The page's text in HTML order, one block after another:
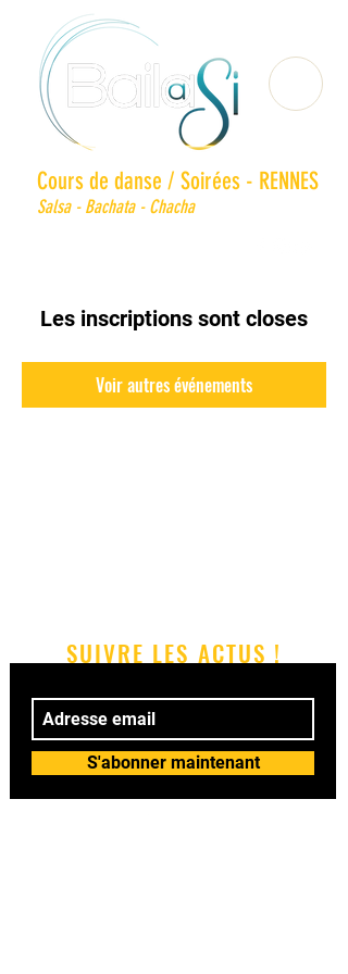
Cours de danse / Soirées - RENNES
Salsa - Bachata - Chacha
Les inscriptions sont closes
Voir autres événements
SUIVRE LES ACTUS !
S'abonner maintenant